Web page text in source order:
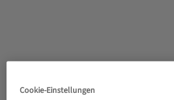
Cookie-Einstellungen